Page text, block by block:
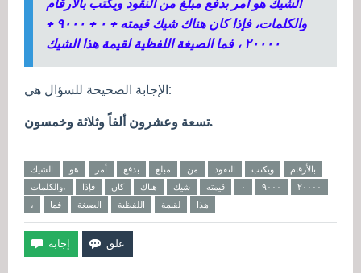
الشيك هو أمر بدفع مبلغ من النقود ويكتب بالأرقام
والكلمات، فإذا كان هناك شيك قيمته + ۰ + ۹۰۰۰ +
۲۰۰۰۰ ، فما الصيغة اللفظية لقيمة هذا الشيك
الإجابة الصحيحة للسؤال هي:
تسعة وعشرون ألفاً وثلاثة وخمسون.
الشيك هو أمر بدفع مبلغ من النقود ويكتب
بالأرقام
والكلمات،
فإذا كان هناك شيك قيمته ۰ ۹۰۰۰
۲۰۰۰۰
،
فما الصيغة اللفظية لقيمة هذا